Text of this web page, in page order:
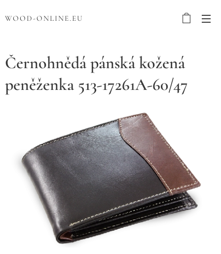
WOOD-ONLINE.EU
Černohnědá pánská kožená
peněženka 513-17261A-60/47